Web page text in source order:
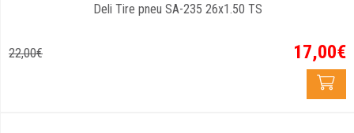
Deli Tire pneu SA-235 26x1.50 TS
22,00€ 17,00€